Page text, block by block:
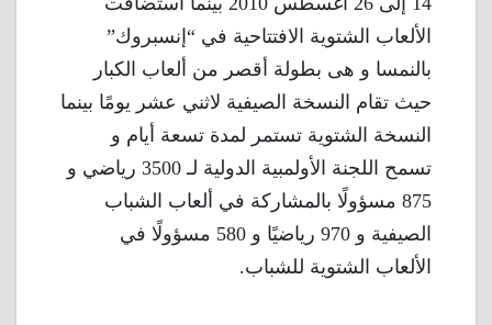
الألعاب الشتوية الافتتاحية في “إنسبروك”
بالنمسا و هى بطولة أقصر من ألعاب الكبار
حيث تقام النسخة الصيفية لاثني عشر يومًا بينما
النسخة الشتوية تستمر لمدة تسعة أيام و
تسمح اللجنة الأولمبية الدولية لـ 3500 رياضي و
875 مسؤولًا بالمشاركة في ألعاب الشباب
الصيفية و 970 رياضيًا و 580 مسؤولًا في
الألعاب الشتوية للشباب.